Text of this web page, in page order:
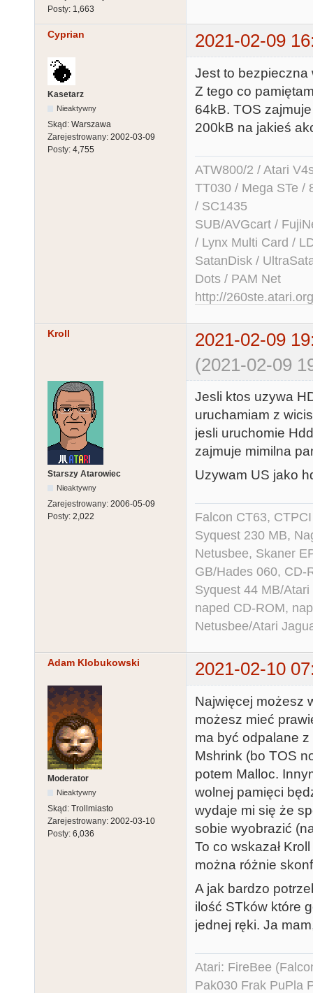
Posty: 1,663
Cyprian 2021-02-09
Kasetarz
Nieaktywny
Skąd: Warszawa
Zarejestrowany: 2002-03-09
Posty: 4,755
Jest to bezpieczna
Z tego co
64kB. TOS
200kB na jakieś
ATW800/2 / Atari
TT030 / Mega STe /
/ SC1435
SUB/AVGcart /
/ Lynx Multi Card /
SatanDisk /
Dots / PAM Net
http://260ste.atari.org
Kroll
2021-02-09
(2021-02-09
Starszy Atarowiec
Nieaktywny
Zarejestrowany: 2006-05-09
Posty: 2,022
Jesli ktos uzywa
uruchamiam z
jesli uruchomie
zajmuje mimilna
Uzywam US jako
Falcon CT63,
Syquest 230 MB,
Netusbee, Skaner
GB/Hades 060, CD-
Syquest 44 MB/
naped CD-ROM,
Netusbee/Atari
Adam Klobukowski 2021-02-10
Moderator
Nieaktywny
Skąd: Trollmiasto
Zarejestrowany: 2002-03-10
Posty: 6,036
Najwięcej możesz
możesz mieć
ma być odpalane z
Mshrink (bo TOS
potem Malloc.
wolnej pamięci
wydaje mi się że
sobie wyobrazić
To co wskazał
można różnie
A jak bardzo
ilość STków które
jednej ręki. Ja
Atari: FireBee
Pak030 Frak PuPla